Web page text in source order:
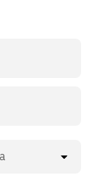
Puedes
cada viaje.